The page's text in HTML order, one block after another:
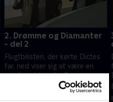
2. Drømme og Diamanter
- del 2
Flugtbilisten, der kørte Dictes
far, ned viser sig at være en
smuk sort kvinde, Grace, som
kendte den myrdede pige fra